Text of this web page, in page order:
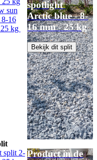
sun
16
kg
spotlight
Arctic blue - 8-
16 mm - 25 kg
Bekijk dit split
split 2- Product in de